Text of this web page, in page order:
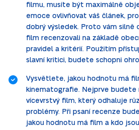
filmu, musíte být maximálně
emoce ovlivňovat váš článek,
dobrý výsledek. Proto vám silně
film recenzovali na základě
pravidel a kritérií. Použitím
slavní kritici, budete schopni
Vysvětlete, jakou hodnotu má
kinematografie. Nejprve
vícevrstvý film, který odhaluje
problémy. Při psaní recenze
jakou hodnotu má film a kdo